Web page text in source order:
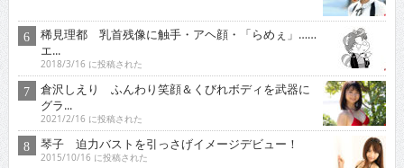
稀見理都 乳首残像に触手・アヘ顔・「らめぇ」……
エ...
2018/3/16 に投稿された
倉沢しえり ふんわり笑顔＆くびれボディを武器に
グラ...
2021/2/16 に投稿された
琴子 迫力バストを引っさげイメージデビュー！
2015/10/16 に投稿された